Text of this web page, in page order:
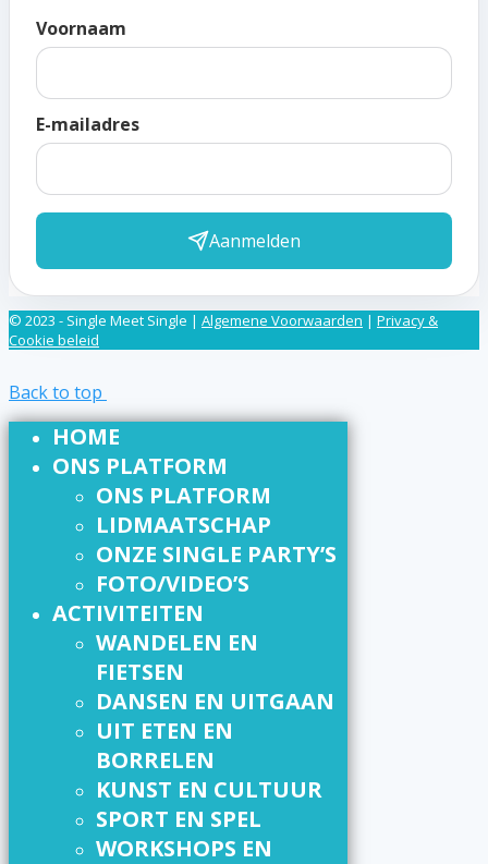
Voornaam
E-mailadres
Aanmelden
© 2023 - Single Meet Single | Algemene Voorwaarden | Privacy &
Cookie beleid
Back to top
HOME
ONS PLATFORM
ONS PLATFORM
LIDMAATSCHAP
ONZE SINGLE PARTY’S
FOTO/VIDEO’S
ACTIVITEITEN
WANDELEN EN
FIETSEN
DANSEN EN UITGAAN
UIT ETEN EN
BORRELEN
KUNST EN CULTUUR
SPORT EN SPEL
WORKSHOPS EN